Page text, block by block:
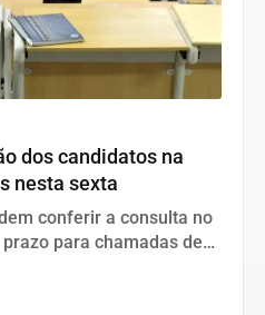
dos candidatos na
nesta sexta
conferir a consulta no
para chamadas de
até o dia 24 de setembro.